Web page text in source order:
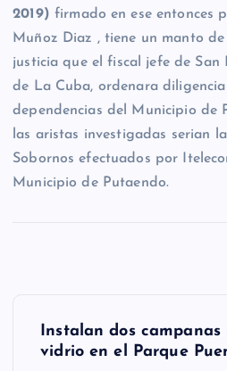
2019) firmado en ese entonces
Muñoz Diaz , tiene un manto
justicia que el fiscal jefe de San
de La Cuba, ordenara
dependencias del Municipio de
las aristas investigadas serian
Sobornos efectuados por
Municipio de Putaendo.
Instalan dos
vidrio en el Parque